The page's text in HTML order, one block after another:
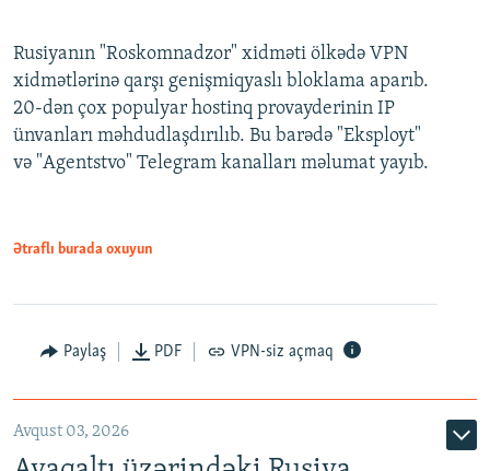
Rusiyanın "Roskomnadzor" xidməti ölkədə VPN
xidmətlərinə qarşı genişmiqyaslı bloklama aparıb.
20-dən çox populyar hostinq provayderinin IP
ünvanları məhdudlaşdırılıb. Bu barədə "Eksployt"
və "Agentstvo" Telegram kanalları məlumat yayıb.
Ətraflı burada oxuyun
Paylaş PDF VPN-siz açmaq
Avqust 03, 2026